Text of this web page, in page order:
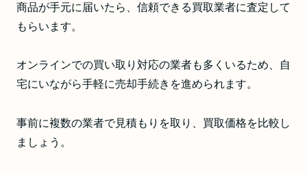
商品が手元に届いたら、信頼できる買取業者に査定して
もらいます。
オンラインでの買い取り対応の業者も多くいるため、自
宅にいながら手軽に売却手続きを進められます。
事前に複数の業者で見積もりを取り、買取価格を比較し
ましょう。